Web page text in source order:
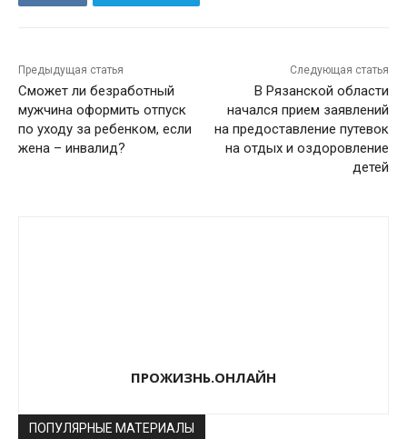
Предыдущая статья
Сможет ли безработный
мужчина оформить отпуск
по уходу за ребенком, если
жена – инвалид?
Следующая статья
В Рязанской области
начался прием заявлений
на предоставление путевок
на отдых и оздоровление
детей
ПРОЖИЗНЬ.ОНЛАЙН
ПОПУЛЯРНЫЕ МАТЕРИАЛЫ